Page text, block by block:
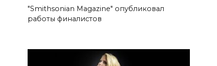
"Smithsonian Magazine" опубликовал
работы финалистов